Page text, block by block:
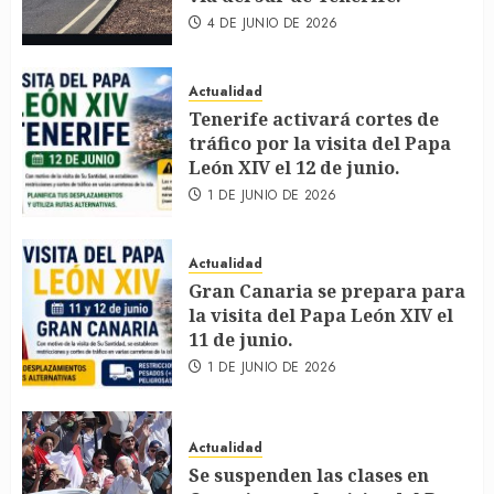
4 DE JUNIO DE 2026
Actualidad
Tenerife activará cortes de
tráfico por la visita del Papa
León XIV el 12 de junio.
1 DE JUNIO DE 2026
Actualidad
Gran Canaria se prepara para
la visita del Papa León XIV el
11 de junio.
1 DE JUNIO DE 2026
Actualidad
Se suspenden las clases en